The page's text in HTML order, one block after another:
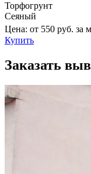
Торфогрунт
Сеяный
Цена: от 550 руб. за м
Купить
Заказать